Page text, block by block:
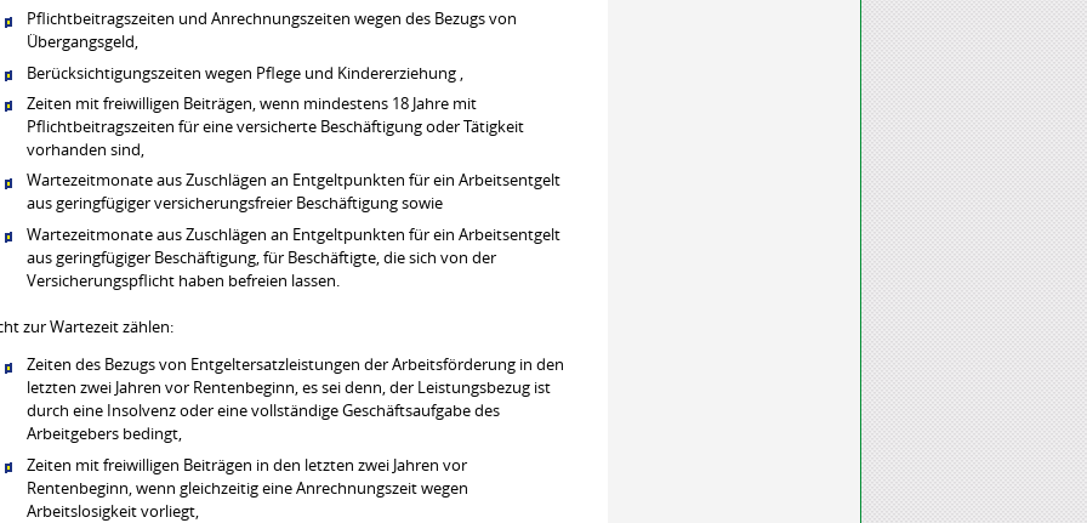
Pflichtbeitragszeiten und Anrechnungszeiten wegen des Bezugs von
Übergangsgeld,
Berücksichtigungszeiten wegen Pflege und Kindererziehung ,
Zeiten mit freiwilligen Beiträgen, wenn mindestens 18 Jahre mit
Pflichtbeitragszeiten für eine versicherte Beschäftigung oder Tätigkeit
vorhanden sind,
Wartezeitmonate aus Zuschlägen an Entgeltpunkten für ein Arbeitsentgelt
aus geringfügiger versicherungsfreier Beschäftigung sowie
Wartezeitmonate aus Zuschlägen an Entgeltpunkten für ein Arbeitsentgelt
aus geringfügiger Beschäftigung, für Beschäftigte, die sich von der
Versicherungspflicht haben befreien lassen.
zur Wartezeit zählen:
Zeiten des Bezugs von Entgeltersatzleistungen der Arbeitsförderung in den
letzten zwei Jahren vor Rentenbeginn, es sei denn, der Leistungsbezug ist
durch eine Insolvenz oder eine vollständige Geschäftsaufgabe des
Arbeitgebers bedingt,
Zeiten mit freiwilligen Beiträgen in den letzten zwei Jahren vor
Rentenbeginn, wenn gleichzeitig eine Anrechnungszeit wegen
Arbeitslosigkeit vorliegt,